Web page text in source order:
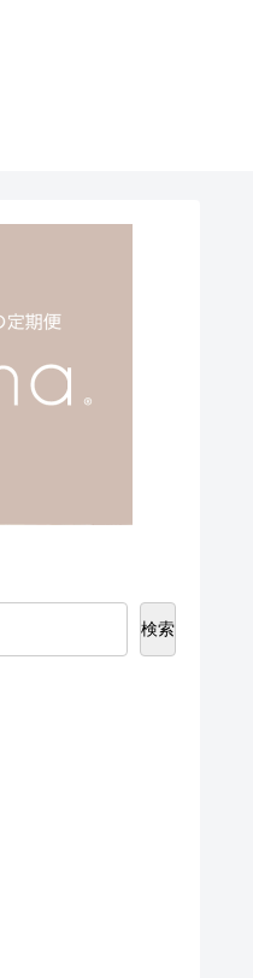
検索